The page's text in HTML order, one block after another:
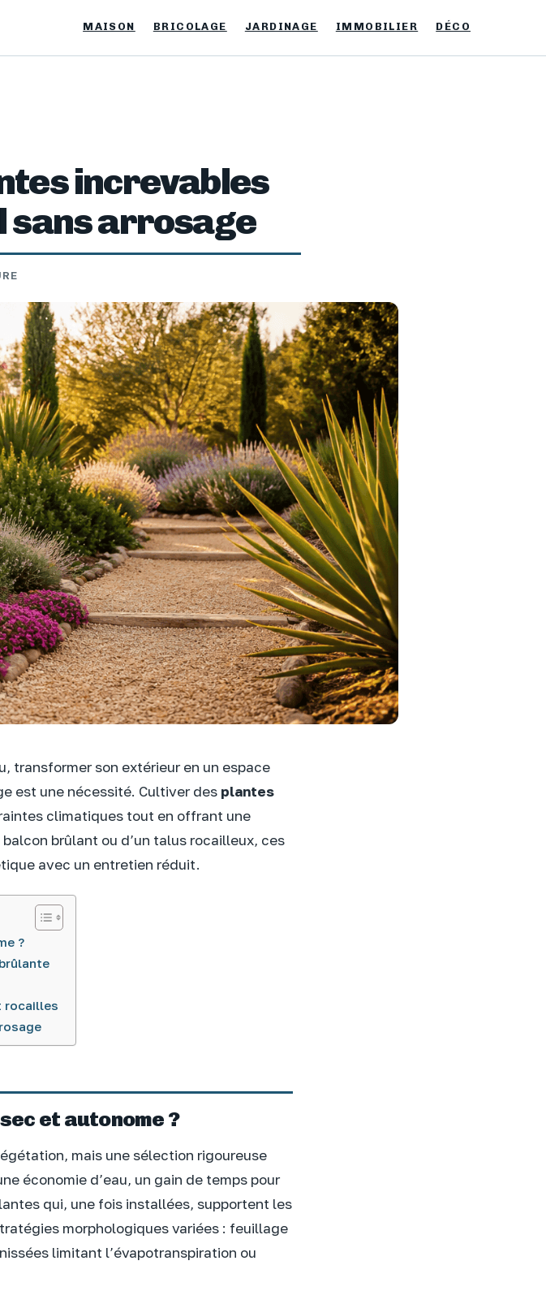
MAISON BRICOLAGE JARDINAGE IMMOBILIER DÉCO
increvables
sans arrosage
transformer son extérieur en un espace
est une nécessité. Cultiver des plantes
climatiques tout en offrant une
brûlant ou d’un talus rocailleux, ces
avec un entretien réduit.
?
rocailles
et autonome ?
mais une sélection rigoureuse
économie d’eau, un gain de temps pour
qui, une fois installées, supportent les
morphologiques variées : feuillage
limitant l’évapotranspiration ou